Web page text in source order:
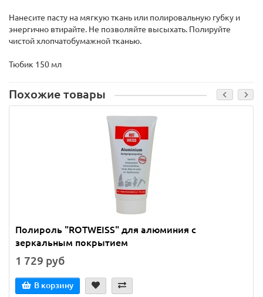
Нанесите пасту на мягкую ткань или полировальную губку и
энергично втирайте. Не позволяйте высыхать. Полируйте
чистой хлопчатобумажной тканью.
Тюбик 150 мл
Похожие товары
Полироль "ROTWEISS" для алюминия с
зеркальным покрытием
1 729 руб
В корзину